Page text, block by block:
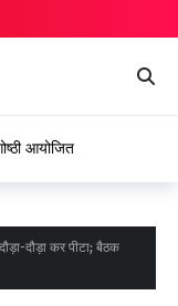
आयोजित
दौड़ा कर पीटा; बैठक